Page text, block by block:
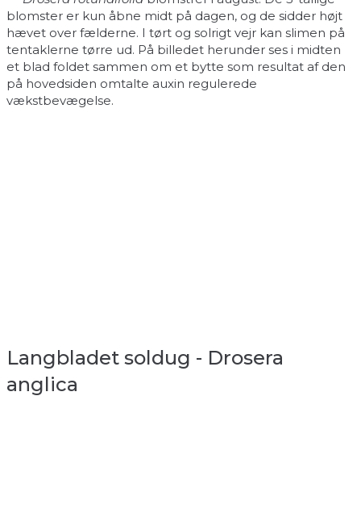
blomster er kun åbne midt på dagen, og de sidder højt
hævet over fælderne. I tørt og solrigt vejr kan slimen på
tentaklerne tørre ud. På billedet herunder ses i midten
et blad foldet sammen om et bytte som resultat af den
på hovedsiden omtalte auxin regulerede
vækstbevægelse.
Langbladet soldug - Drosera
anglica